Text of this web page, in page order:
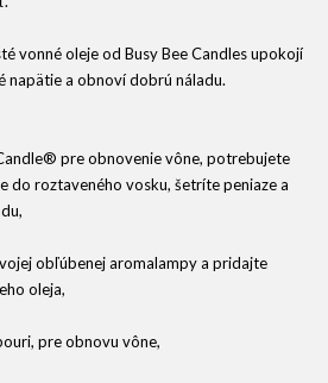
vonné oleje od Busy Bee Candles upokojí
napätie a obnoví dobrú náladu.
pre obnovenie vône, potrebujete
do roztaveného vosku, šetríte peniaze a
obľúbenej aromalampy a pridajte
oleja,
pre obnovu vône,